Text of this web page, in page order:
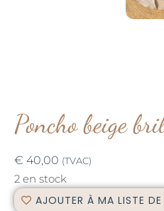
Poncho beige
€ 40,00 (TVAC)
2 en stock
AJOUTER À MA LISTE